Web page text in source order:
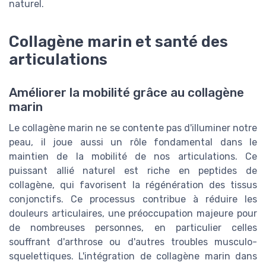
naturel.
Collagène marin et santé des
articulations
Améliorer la mobilité grâce au collagène
marin
Le collagène marin ne se contente pas d'illuminer notre
peau, il joue aussi un rôle fondamental dans le
maintien de la mobilité de nos articulations. Ce
puissant allié naturel est riche en peptides de
collagène, qui favorisent la régénération des tissus
conjonctifs. Ce processus contribue à réduire les
douleurs articulaires, une préoccupation majeure pour
de nombreuses personnes, en particulier celles
souffrant d'arthrose ou d'autres troubles musculo-
squelettiques. L'intégration de collagène marin dans